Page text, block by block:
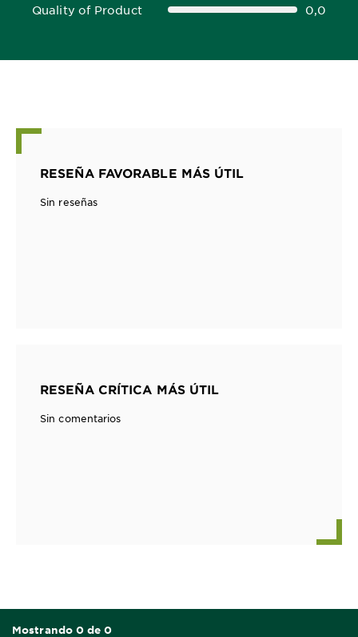
Quality of Product
0,0 out of 5 stars 0,0
RESEÑA FAVORABLE MÁS ÚTIL
Sin reseñas
RESEÑA CRÍTICA MÁS ÚTIL
Sin comentarios
Mostrando 0 de 0